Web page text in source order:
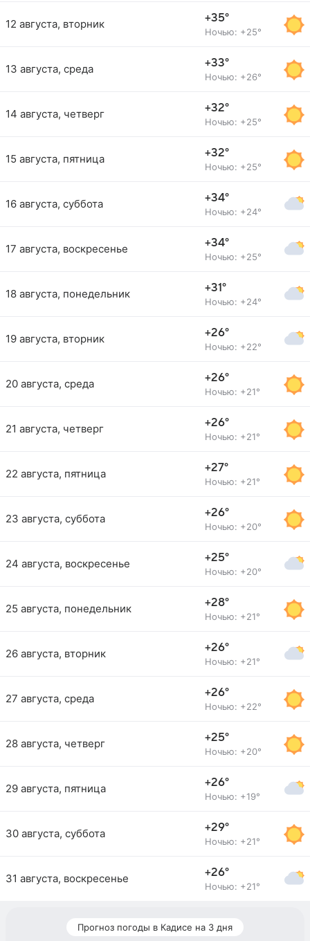
12 августа, вторник +35°
Ночью: +25°
13 августа, среда +33°
Ночью: +26°
14 августа, четверг +32°
Ночью: +25°
15 августа, пятница +32°
Ночью: +25°
16 августа, суббота +34°
Ночью: +24°
17 августа, воскресенье +34°
Ночью: +25°
18 августа, понедельник +31°
Ночью: +24°
19 августа, вторник +26°
Ночью: +22°
20 августа, среда +26°
Ночью: +21°
21 августа, четверг +26°
Ночью: +21°
22 августа, пятница +27°
Ночью: +21°
23 августа, суббота +26°
Ночью: +20°
24 августа, воскресенье +25°
Ночью: +20°
25 августа, понедельник +28°
Ночью: +21°
26 августа, вторник +26°
Ночью: +21°
27 августа, среда +26°
Ночью: +22°
28 августа, четверг +25°
Ночью: +20°
29 августа, пятница +26°
Ночью: +19°
30 августа, суббота +29°
Ночью: +21°
31 августа, воскресенье +26°
Ночью: +21°
Прогноз погоды в Кадисе на 3 дня